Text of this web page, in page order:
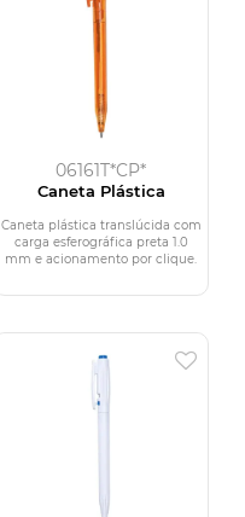
06161T*CP*
Caneta Plástica
Caneta plástica translúcida com
carga esferográfica preta 1.0
mm e acionamento por clique.